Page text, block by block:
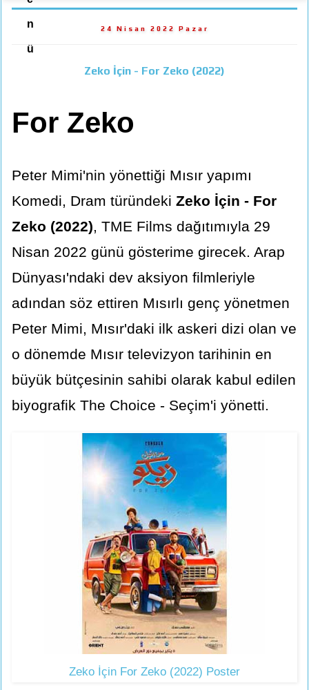
n
ü
24 Nisan 2022 Pazar
Zeko İçin - For Zeko (2022)
For Zeko
Peter Mimi'nin yönettiği Mısır yapımı
Komedi, Dram türündeki Zeko İçin - For
Zeko (2022), TME Films dağıtımıyla 29
Nisan 2022 günü gösterime girecek. Arap
Dünyası'ndaki dev aksiyon filmleriyle
adından söz ettiren Mısırlı genç yönetmen
Peter Mimi, Mısır'daki ilk askeri dizi olan ve
o dönemde Mısır televizyon tarihinin en
büyük bütçesinin sahibi olarak kabul edilen
biyografik The Choice - Seçim'i yönetti.
Zeko İçin For Zeko (2022) Poster